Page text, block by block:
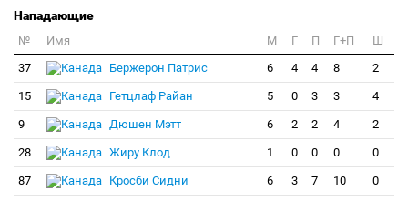
Нападающие
№ Имя M Г П Г+П
Ш
37
Бержерон Патрис 6 4 4 8 2
15 Гетцлаф Райан 5 0 3 3 4
9 Дюшен Мэтт 6 2 2 4 2
28 Жиру Клод 1 0 0 0 0
87 Кросби Сидни 6 3 7 10 0